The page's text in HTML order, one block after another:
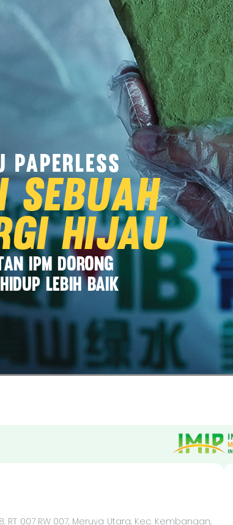
RT 007 RW 007, Meruya Utara, Kec. Kembangan,